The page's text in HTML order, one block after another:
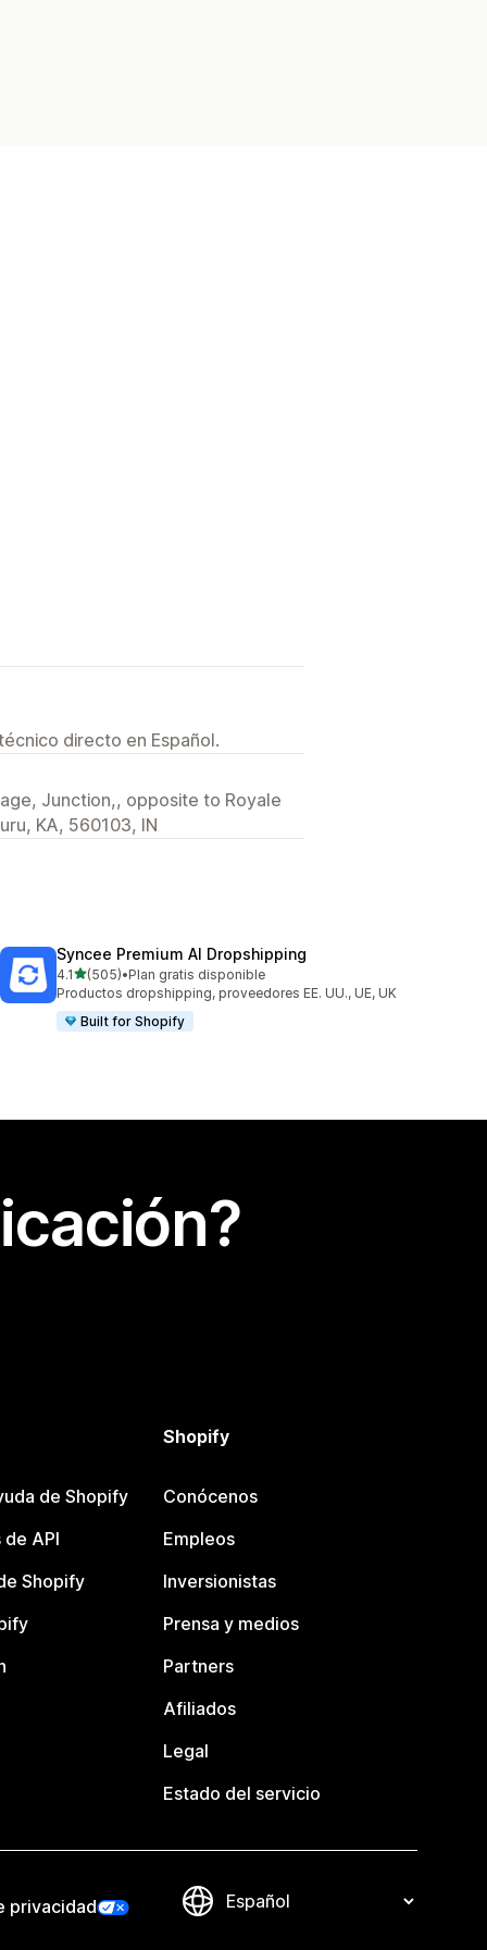
directo en Español.
Junction,, opposite to Royale
KA, 560103, IN
Syncee Premium AI Dropshipping
4.1de 5 estrellas
(505)
505 reseñas en total
•Plan gratis disponible
Productos dropshipping, proveedores EE. UU., UE, UK
Built for Shopify
de Shopify
API
Shopify
Shopify
Conócenos
Empleos
Inversionistas
Prensa y medios
Partners
Afiliados
Legal
Estado del servicio
privacidad